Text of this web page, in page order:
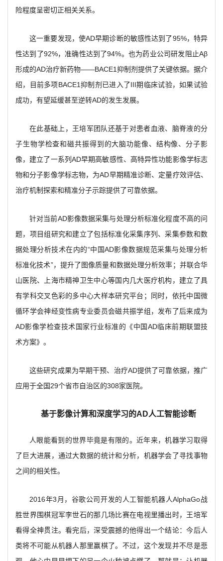
险程度呈密切正相关关系。
这一重要发现，使AD早期诊断的敏感性达到了95%，特异
性达到了92%，准确性达到了94%。也为药业公司研发阻止Aβ
形成的AD治疗新药物——BACE1抑制剂提供了关键依据。据介
绍，目前多项BACE1抑制剂已进入了III期临床试验，如果试验
成功，有望延缓甚至逆转AD的发生发展。
在此基础上，王培军团队还基于对患者血液、脑脊液的分
子生物学检查和磁共振得到的大脑功能像、结构像、分子影
像，建立了一系列AD早期高敏感性、高特异性功能影像学标志
物和分子影像学标志物，为AD早期精准诊断、定量疗效评估、
治疗机制探索和精准分子示踪提供了可靠依据。
针对当前AD影像数据采集与处理分析标准化程度不高的问
题，项目组研究和建立了包括标准化采集序列、采集参数和数
据处理分析技术在内的“中国AD影像数据规范采集与处理分析
标准化技术”，提升了图像质量和数据处理分析效率；并联合华
山医院、上海市精神卫生中心等国内几大医疗机构，建立了具
有学科交叉色彩的多中心大样本研究平台；同时，依托中国微
循环学会神经变性病专业委员会磁共振学组，发布了后来成为
AD影像学检查技术国家行业标准的《中国AD临床前期联盟技
术方案》。
这些研究成果为早期干预、治疗AD提供了可靠依据，推广
应用于全国29个省市自治区的308家医院。
基于影像计算和深度学习的AD人工智能诊断
人眼能看到的世界毕竟是有限的。近年来，机器学习取得
了巨大进展，通过大数据的统计和分析，机器学会了寻找事物
之间的相关性。
2016年3月，谷歌公司开发的人工智能机器人AlphaGo战
胜世界围棋冠军李世石的那几场比赛在电视里播出时，王培军
看得全神贯注。看完后，深受震撼的他得出一个结论：今后人
类将不可能从机器人那里赢棋了。不过，这个发现并不尽是悲